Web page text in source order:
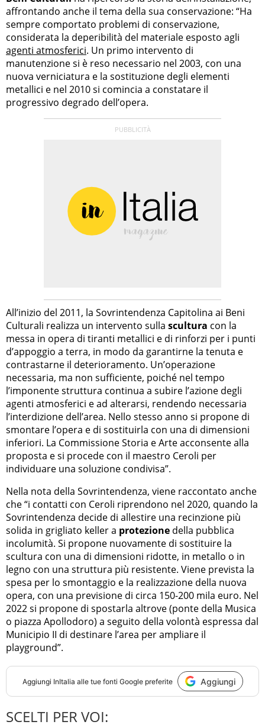
affrontando anche il tema della sua conservazione: “Ha
sempre comportato problemi di conservazione,
considerata la deperibilità del materiale esposto agli
agenti atmosferici. Un primo intervento di
manutenzione si è reso necessario nel 2003, con una
nuova verniciatura e la sostituzione degli elementi
metallici e nel 2010 si comincia a constatare il
progressivo degrado dell’opera.
All’inizio del 2011, la Sovrintendenza Capitolina ai Beni
Culturali realizza un intervento sulla scultura con la
messa in opera di tiranti metallici e di rinforzi per i punti
d’appoggio a terra, in modo da garantirne la tenuta e
contrastarne il deterioramento. Un’operazione
necessaria, ma non sufficiente, poiché nel tempo
l’imponente struttura continua a subire l’azione degli
agenti atmosferici e ad alterarsi, rendendo necessaria
l’interdizione dell’area. Nello stesso anno si propone di
smontare l’opera e di sostituirla con una di dimensioni
inferiori. La Commissione Storia e Arte acconsente alla
proposta e si procede con il maestro Ceroli per
individuare una soluzione condivisa”.
Nella nota della Sovrintendenza, viene raccontato anche
che “i contatti con Ceroli riprendono nel 2020, quando la
Sovrintendenza decide di allestire una recinzione più
solida in grigliato keller a protezione della pubblica
incolumità. Si propone nuovamente di sostituire la
scultura con una di dimensioni ridotte, in metallo o in
legno con una struttura più resistente. Viene prevista la
spesa per lo smontaggio e la realizzazione della nuova
opera, con una previsione di circa 150-200 mila euro. Nel
2022 si propone di spostarla altrove (ponte della Musica
o piazza Apollodoro) a seguito della volontà espressa dal
Municipio II di destinare l’area per ampliare il
playground”.
Aggiungi InItalia alle tue fonti Google preferite Aggiungi
SCELTI PER VOI: